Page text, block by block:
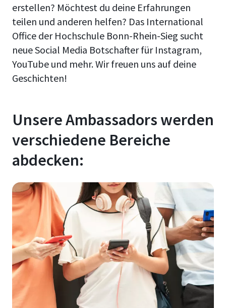
erstellen? Möchtest du deine Erfahrungen
teilen und anderen helfen? Das International
Office der Hochschule Bonn-Rhein-Sieg sucht
neue Social Media Botschafter für Instagram,
YouTube und mehr. Wir freuen uns auf deine
Geschichten!
Unsere Ambassadors werden
verschiedene Bereiche
abdecken: